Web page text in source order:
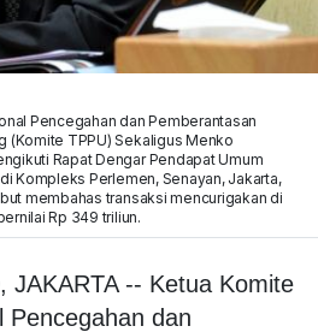
Pencegahan dan Pemberantasan
(Komite TPPU) Sekaligus Menko
Rapat Dengar Pendapat Umum
Kompleks Perlemen, Senayan, Jakarta,
membahas transaksi mencurigakan di
Rp 349 triliun.
JAKARTA -- Ketua Komite
Pencegahan dan